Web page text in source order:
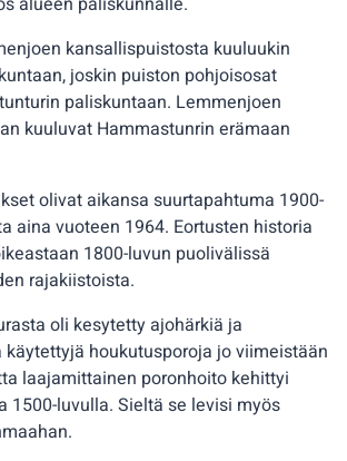
kansallispuistosta kuuluukin
joskin puiston pohjoisosat
paliskuntaan. Lemmenjoen
kuuluvat Hammastunrin erämaan
olivat aikansa suurtapahtuma 1900-
aina vuoteen 1964. Eortusten historia
1800-luvun puolivälissä
rajakiistoista.
oli kesytetty ajohärkiä ja
käytettyjä houkutusporoja jo viimeistään
laajamittainen poronhoito kehittyi
1500-luvulla. Sieltä se levisi myös